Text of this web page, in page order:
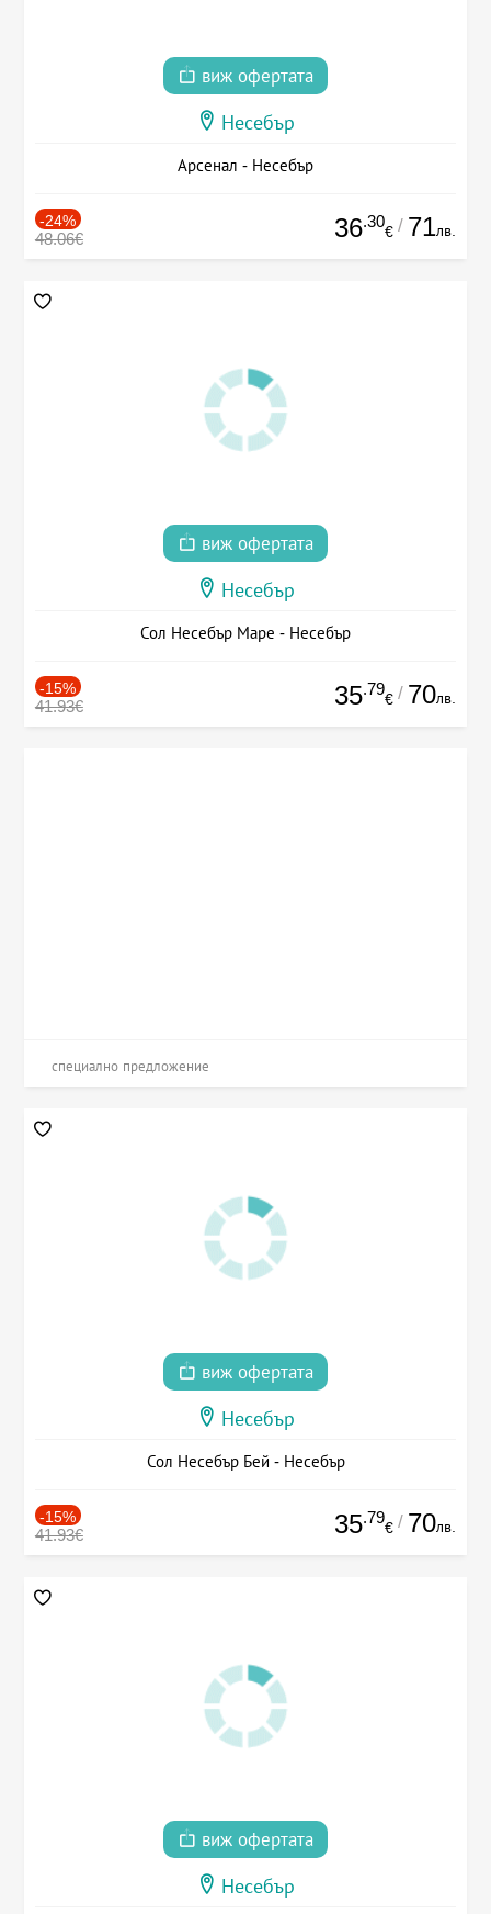
виж офертата
Несебър
Арсенал - Несебър
-24%
48.06€ 36.30
€ / 71лв.
виж офертата
Несебър
Сол Несебър Маре - Несебър
-15%
41.93€ 35.79
€ / 70лв.
специално предложение
виж офертата
Несебър
Сол Несебър Бей - Несебър
-15%
41.93€ 35.79
€ / 70лв.
виж офертата
Несебър